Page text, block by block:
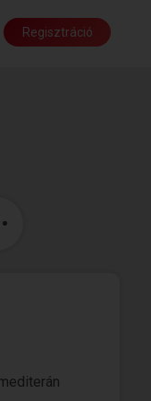
Regisztráció